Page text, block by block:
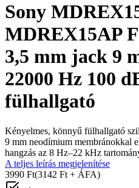
Sony
MDREX15AP
3,5 mm jack 9
22000 Hz 100
fülhallgató
Kényelmes, könnyű fülhallgató
9 mm neodímium membránokkal
hangzás az 8 Hz–22 kHz
A teljes leírás megjelenítése
3990 Ft(3142 Ft + ÁFA)